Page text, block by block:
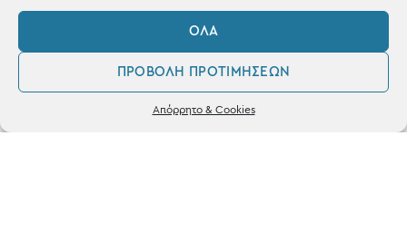
ΌΛΑ
ΠΡΟΒΟΛΉ ΠΡΟΤΙΜΉΣΕΩΝ
Απόρρητο & Cookies
Σταθά 17, 38221 Βόλος
Δευ / Τετ / Σαβ: 09:00 - 15:00
Τριτ / Πεμ / Παρ: 09:00 - 21:00
Φίλτρα
0